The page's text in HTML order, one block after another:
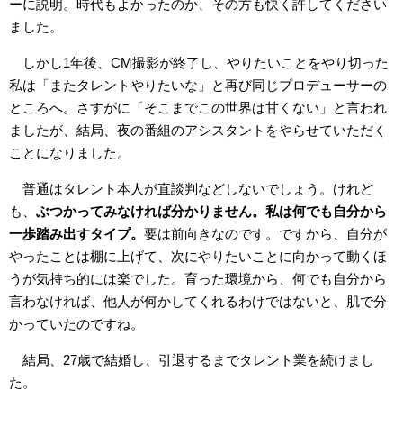
ーに説明。時代もよかったのか、その方も快く許してください
ました。
しかし1年後、CM撮影が終了し、やりたいことをやり切った
私は「またタレントやりたいな」と再び同じプロデューサーの
ところへ。さすがに「そこまでこの世界は甘くない」と言われ
ましたが、結局、夜の番組のアシスタントをやらせていただく
ことになりました。
普通はタレント本人が直談判などしないでしょう。けれど
も、 ぶつかってみなければ分かりません。私は何でも自分から
一歩踏み出すタイプ。 要は前向きなのです。ですから、自分が
やったことは棚に上げて、次にやりたいことに向かって動くほ
うが気持ち的には楽でした。育った環境から、何でも自分から
言わなければ、他人が何かしてくれるわけではないと、肌で分
かっていたのですね。
結局、27歳で結婚し、引退するまでタレント業を続けまし
た。